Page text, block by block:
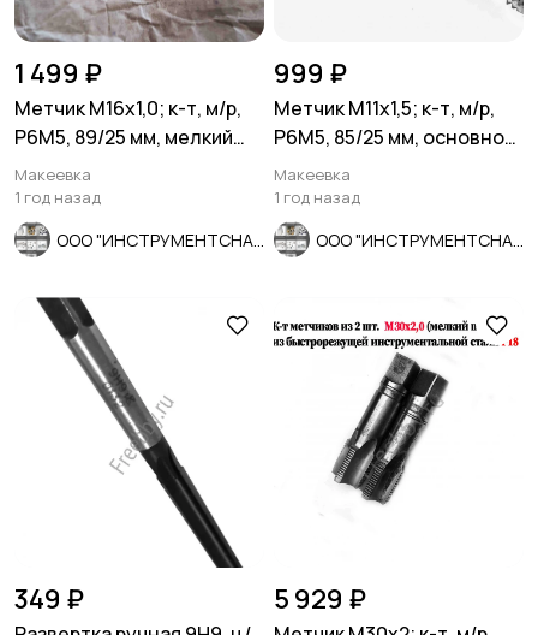
1 499 ₽
Метчик М16х1,0; к-т, м/р,
Р6М5, 89/25 мм, мелкий
шаг, шлиф, СССР.
Макеевка
1 год назад
999 ₽
Метчик М11х1,5; к-т, м/р,
Р6М5, 85/25 мм, основной
шаг, ГОСТ 3266-81.
Макеевка
1 год назад
349 ₽ 5 929 ₽